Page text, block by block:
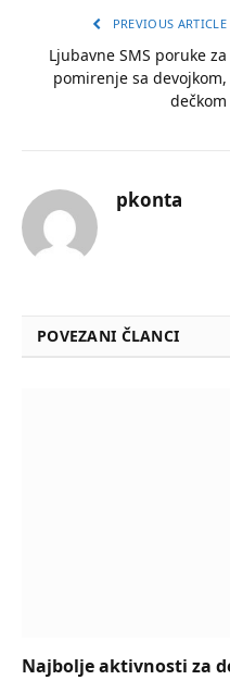
PREVIOUS ARTICLE
Ljubavne SMS poruke za
pomirenje sa devojkom,
dečkom
pkonta
POVEZANI ČLANCI
Najbolje aktivnosti za